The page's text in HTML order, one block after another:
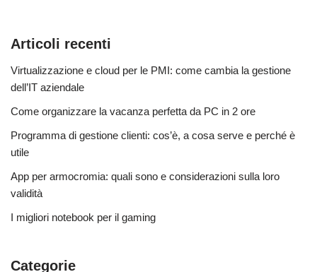
Articoli recenti
Virtualizzazione e cloud per le PMI: come cambia la gestione
dell’IT aziendale
Come organizzare la vacanza perfetta da PC in 2 ore
Programma di gestione clienti: cos’è, a cosa serve e perché è
utile
App per armocromia: quali sono e considerazioni sulla loro
validità
I migliori notebook per il gaming
Categorie